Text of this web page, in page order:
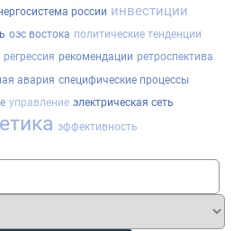
россии инвестиции
оэс востока политические тенденции
регрессия рекомендации ретроспектива
авария специфические процессы
управление электрическая сеть
эффективность